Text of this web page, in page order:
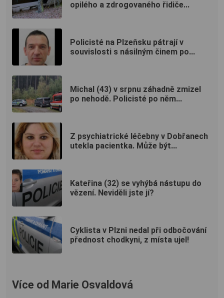
opilého a zdrogovaného řidiče...
Policisté na Plzeňsku pátrají v
souvislosti s násilným činem po...
Michal (43) v srpnu záhadně zmizel
po nehodě. Policisté po něm...
Z psychiatrické léčebny v Dobřanech
utekla pacientka. Může být...
Kateřina (32) se vyhýbá nástupu do
vězení. Neviděli jste jí?
Cyklista v Plzni nedal při odbočování
přednost chodkyni, z místa ujel!
Více od Marie Osvaldová